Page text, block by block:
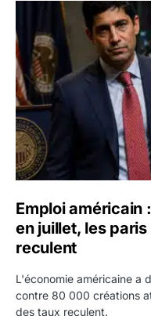
Emploi américain :
Emploi
en juillet, les
reculent
L'économie américaine a
contre 80 000 créations
des taux reculent.